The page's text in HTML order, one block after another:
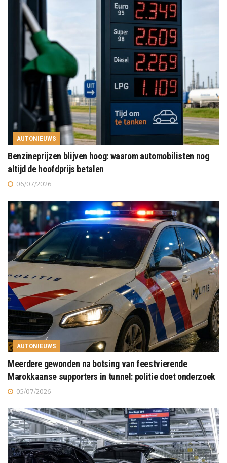
AUTONIEUWS
Benzineprijzen blijven hoog: waarom automobilisten nog
altijd de hoofdprijs betalen
06/07/2026
AUTONIEUWS
Meerdere gewonden na botsing van feestvierende
Marokkaanse supporters in tunnel: politie doet onderzoek
05/07/2026